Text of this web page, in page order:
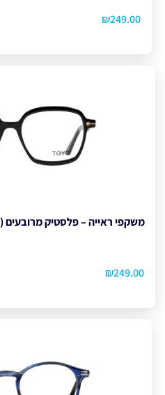
₪249.00
משקפי ראייה – פלסטיק מרובעים (2023)
₪249.00